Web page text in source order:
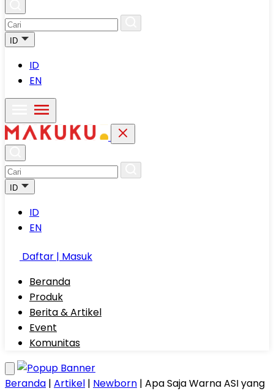
ID
ID
EN
ID
ID
EN
Daftar | Masuk
Beranda
Produk
Berita & Artikel
Event
Komunitas
Beranda | Artikel | Newborn | Apa Saja Warna ASI yang